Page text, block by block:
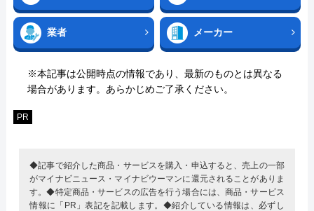
業者 メーカー
※本記事は公開時点の情報であり、最新のものとは異なる
場合があります。あらかじめご了承ください。
PR
◆記事で紹介した商品・サービスを購入・申込すると、売上の一部
がマイナビニュース・マイナビウーマンに還元されることがありま
す。◆特定商品・サービスの広告を行う場合には、商品・サービス
情報に「PR」表記を記載します。◆紹介している情報は、必ずし